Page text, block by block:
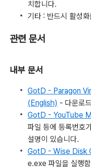
치합니다.
기타 : 반드시 활성
관련 문서
내부 문서
GotD - Paragon
(English) - 다운로
GotD - YouTube
파일 등에 등록번호
설명이 있습니다.
GotD - Wise Disk
e.exe 파일을 실행